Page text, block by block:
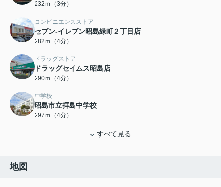
232ｍ（3分）
コンビニエンスストア
セブン-イレブン昭島緑町２丁目店
282ｍ（4分）
ドラッグストア
ドラッグセイムス昭島店
290ｍ（4分）
中学校
昭島市立拝島中学校
297ｍ（4分）
すべて見る
地図